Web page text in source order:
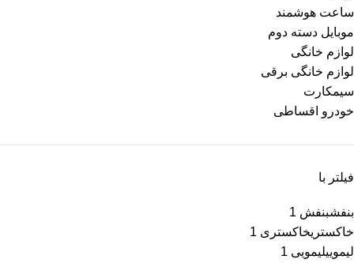
ساعت هوشمند
موبایل دسته دوم
لوازم خانگی
لوازم خانگی برقی
سیمکارت
خودرو اقساطی
فیلتر با
بنفشبنفش 1
خاکستریخاکستری 1
لیموییلیمویی 1